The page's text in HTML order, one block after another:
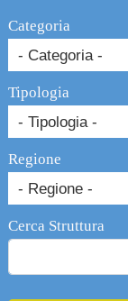
Categoria
Tipologia
Regione
Cerca Struttura